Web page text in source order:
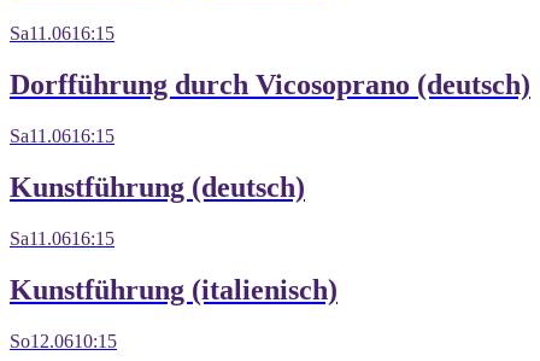
Sa11.0616:15
Dorfführung durch Vicosoprano (deutsch)
Sa11.0616:15
Kunstführung (deutsch)
Sa11.0616:15
Kunstführung (italienisch)
So12.0610:15